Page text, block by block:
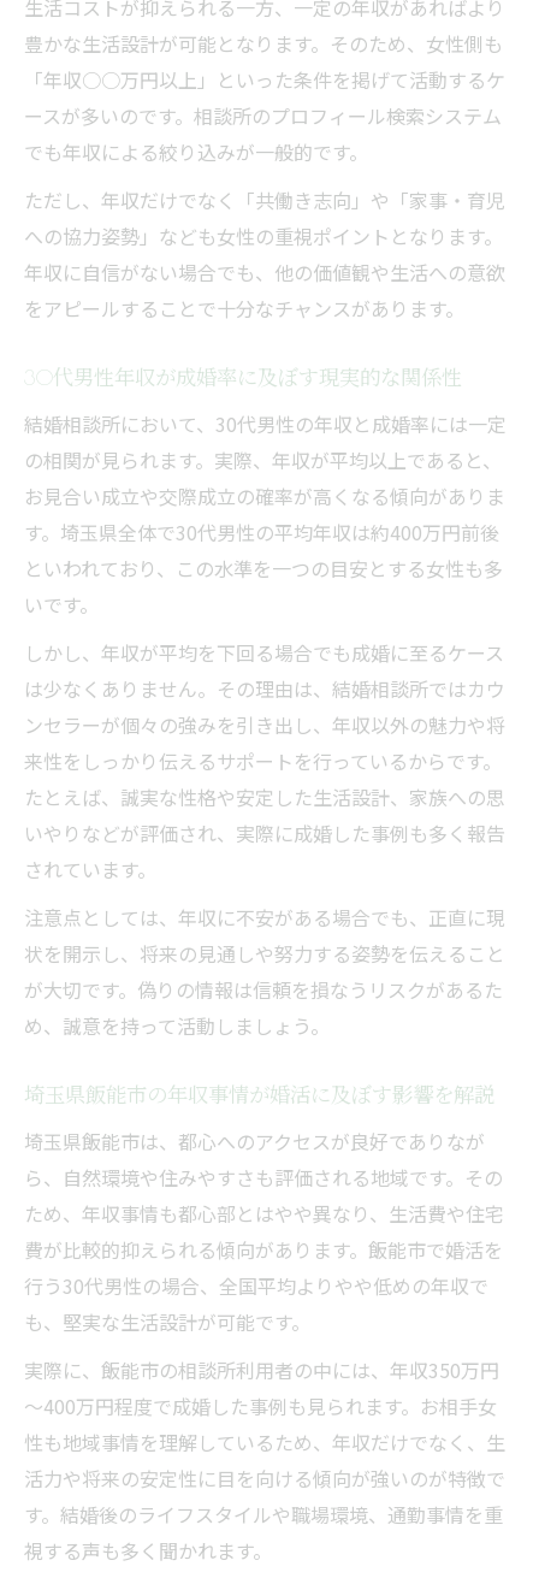
生活コストが抑えられる一方、一定の年収があればより
豊かな生活設計が可能となります。そのため、女性側も
「年収○○万円以上」といった条件を掲げて活動するケ
ースが多いのです。相談所のプロフィール検索システム
でも年収による絞り込みが一般的です。
ただし、年収だけでなく「共働き志向」や「家事・育児
への協力姿勢」なども女性の重視ポイントとなります。
年収に自信がない場合でも、他の価値観や生活への意欲
をアピールすることで十分なチャンスがあります。
30代男性年収が成婚率に及ぼす現実的な関係性
結婚相談所において、30代男性の年収と成婚率には一定
の相関が見られます。実際、年収が平均以上であると、
お見合い成立や交際成立の確率が高くなる傾向がありま
す。埼玉県全体で30代男性の平均年収は約400万円前後
といわれており、この水準を一つの目安とする女性も多
いです。
しかし、年収が平均を下回る場合でも成婚に至るケース
は少なくありません。その理由は、結婚相談所ではカウ
ンセラーが個々の強みを引き出し、年収以外の魅力や将
来性をしっかり伝えるサポートを行っているからです。
たとえば、誠実な性格や安定した生活設計、家族への思
いやりなどが評価され、実際に成婚した事例も多く報告
されています。
注意点としては、年収に不安がある場合でも、正直に現
状を開示し、将来の見通しや努力する姿勢を伝えること
が大切です。偽りの情報は信頼を損なうリスクがあるた
め、誠意を持って活動しましょう。
埼玉県飯能市の年収事情が婚活に及ぼす影響を解説
埼玉県飯能市は、都心へのアクセスが良好でありなが
ら、自然環境や住みやすさも評価される地域です。その
ため、年収事情も都心部とはやや異なり、生活費や住宅
費が比較的抑えられる傾向があります。飯能市で婚活を
行う30代男性の場合、全国平均よりやや低めの年収で
も、堅実な生活設計が可能です。
実際に、飯能市の相談所利用者の中には、年収350万円
～400万円程度で成婚した事例も見られます。お相手女
性も地域事情を理解しているため、年収だけでなく、生
活力や将来の安定性に目を向ける傾向が強いのが特徴で
す。結婚後のライフスタイルや職場環境、通勤事情を重
視する声も多く聞かれます。